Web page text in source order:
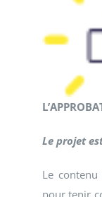
Le projet
Le
pour tenir